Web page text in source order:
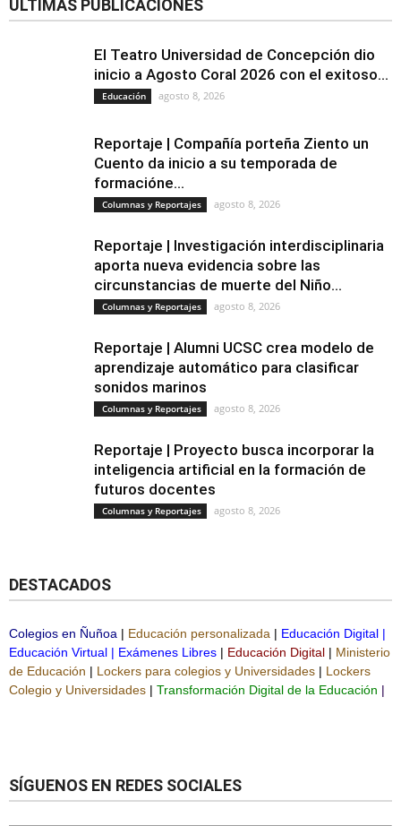
ÚLTIMAS PUBLICACIONES
El Teatro Universidad de Concepción dio
inicio a Agosto Coral 2026 con el exitoso...
Educación agosto 8, 2026
Reportaje | Compañía porteña Ziento un
Cuento da inicio a su temporada de
formacióne...
Columnas y Reportajes agosto 8, 2026
Reportaje | Investigación interdisciplinaria
aporta nueva evidencia sobre las
circunstancias de muerte del Niño...
Columnas y Reportajes agosto 8, 2026
Reportaje | Alumni UCSC crea modelo de
aprendizaje automático para clasificar
sonidos marinos
Columnas y Reportajes agosto 8, 2026
Reportaje | Proyecto busca incorporar la
inteligencia artificial en la formación de
futuros docentes
Columnas y Reportajes agosto 8, 2026
DESTACADOS
Colegios en Ñuñoa | Educación personalizada | Educación Digital |
Educación Virtual | Exámenes Libres | Educación Digital | Ministerio
de Educación | Lockers para colegios y Universidades | Lockers
Colegio y Universidades | Transformación Digital de la Educación |
SÍGUENOS EN REDES SOCIALES